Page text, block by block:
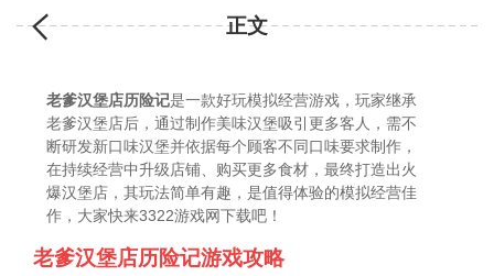
正文
老爹汉堡店历险记是一款好玩模拟经营游戏，玩家继承
老爹汉堡店后，通过制作美味汉堡吸引更多客人，需不
断研发新口味汉堡并依据每个顾客不同口味要求制作，
在持续经营中升级店铺、购买更多食材，最终打造出火
爆汉堡店，其玩法简单有趣，是值得体验的模拟经营佳
作，大家快来3322游戏网下载吧！
老爹汉堡店历险记游戏攻略